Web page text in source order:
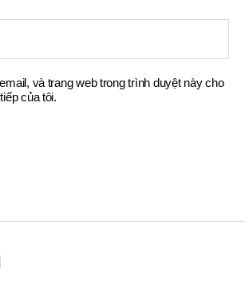
và trang web trong trình duyệt này cho
của tôi.